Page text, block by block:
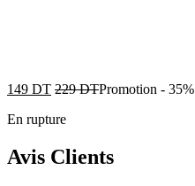
149 DT 229DTPromotion - 35%
En rupture
Avis Clients